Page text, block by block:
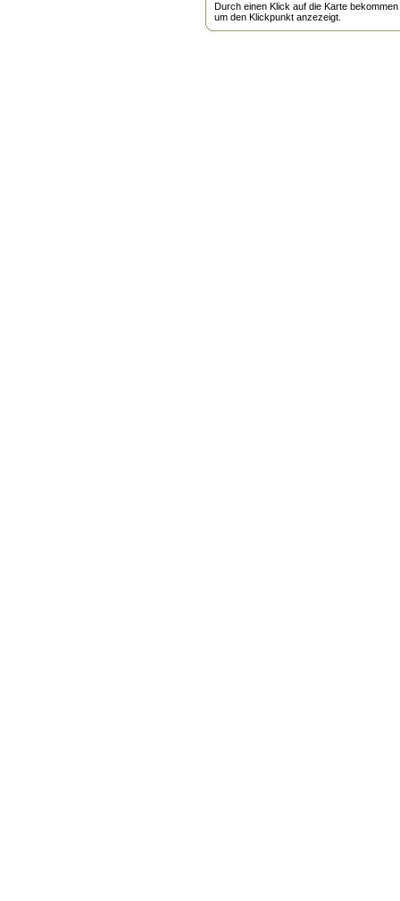
Durch einen Klick auf die Karte
um den Klickpunkt anzezeigt.